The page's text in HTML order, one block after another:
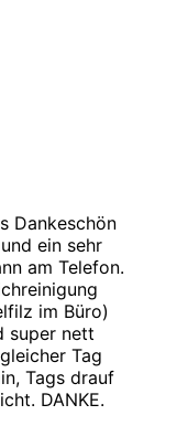
Dankeschön
ein sehr
am Telefon.
im Büro)
super nett
Tag
Tags drauf
DANKE.